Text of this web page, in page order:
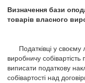
Визначення бази
товарів власного
Податківці у своєму
виробничу
виписати податкову
собівартості над